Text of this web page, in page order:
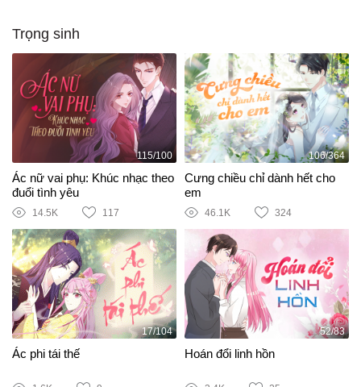
Trọng sinh
115/100
Ác nữ vai phụ: Khúc nhạc theo
đuổi tình yêu
14.5K 117
106/364
Cưng chiều chỉ dành hết cho
em
46.1K 324
17/104
Ác phi tái thế
52/83
Hoán đổi linh hồn